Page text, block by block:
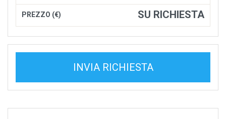
PREZZO (€) SU RICHIESTA
INVIA RICHIESTA